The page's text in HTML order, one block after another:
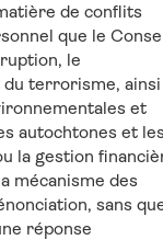
de conflits
que le
le
du terrorisme, ainsi
et
autochtones et
la gestion
mécanisme des
sans
réponse